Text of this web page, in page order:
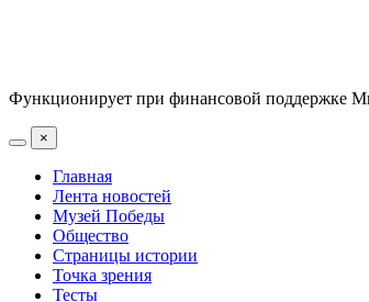
Функционирует при финансовой поддержке
×
Главная
Лента новостей
Музей Победы
Общество
Страницы истории
Точка зрения
Тесты